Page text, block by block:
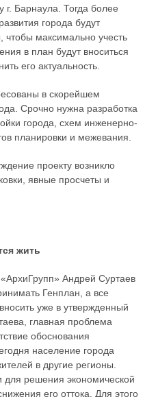
г. Барнаула. Тогда более
города будут
чтобы максимально учесть
в план будут вноситься
его актуальность.
в скорейшем
Срочно нужна разработка
города, схем инженерно-
планировки и межевания.
проекту возникло
явные просчеты и
жить
Андрей Суртаев
Генплан, а все
уже в утвержденный
главная проблема
обоснования
население города
в другие регионы.
для решения экономической
его оттока. Для этого